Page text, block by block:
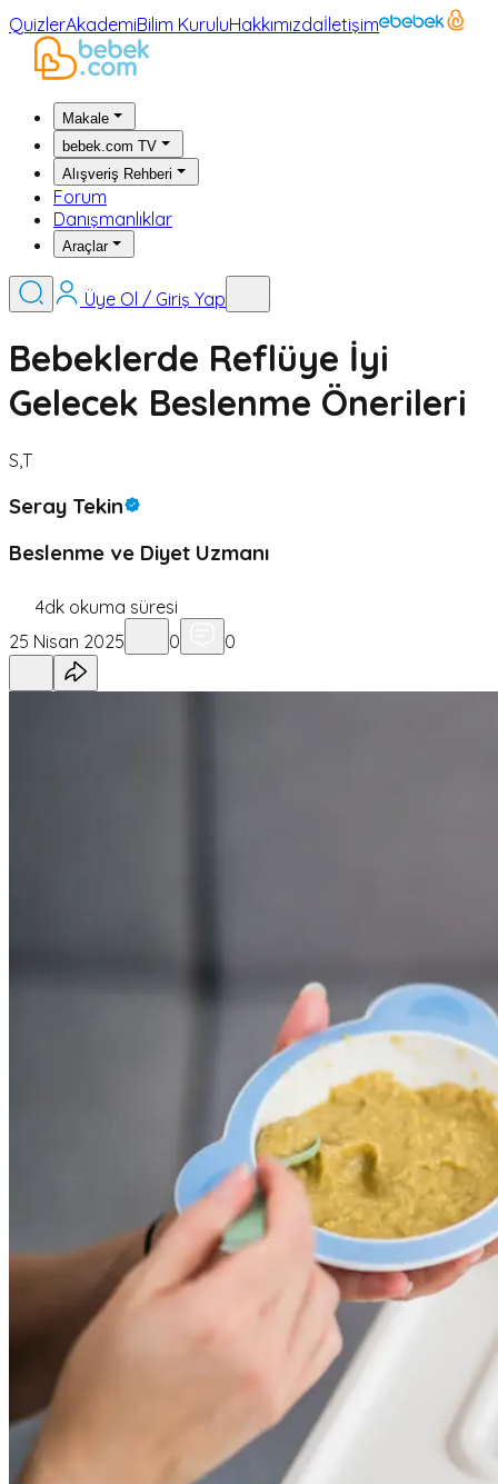
QuizlerAkademiBilim KuruluHakkımızdaİletişim
Makale
bebek.com TV
Alışveriş Rehberi
Forum
Danışmanlıklar
Araçlar
Üye Ol / Giriş Yap
Bebeklerde Reflüye İyi
Gelecek Beslenme Önerileri
S,T
Seray Tekin
Beslenme ve Diyet Uzmanı
4dk okuma süresi
25 Nisan 2025
0 0